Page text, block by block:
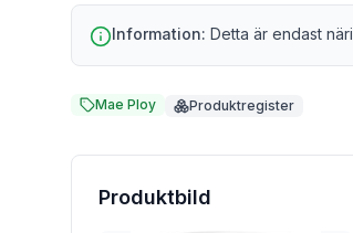
Information: Detta är endast
Mae Ploy Produktregister
Produktbild